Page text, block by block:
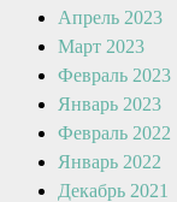
Апрель 2023
Март 2023
Февраль 2023
Январь 2023
Февраль 2022
Январь 2022
Декабрь 2021